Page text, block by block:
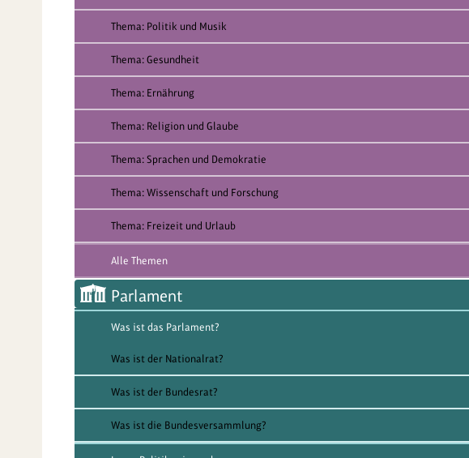
Thema: Politik und Musik
Thema: Gesundheit
Thema: Ernährung
Thema: Religion und Glaube
Thema: Sprachen und Demokratie
Thema: Wissenschaft und Forschung
Thema: Freizeit und Urlaub
Alle Themen
Parlament
Was ist das Parlament?
Was ist der Nationalrat?
Was ist der Bundesrat?
Was ist die Bundesversammlung?